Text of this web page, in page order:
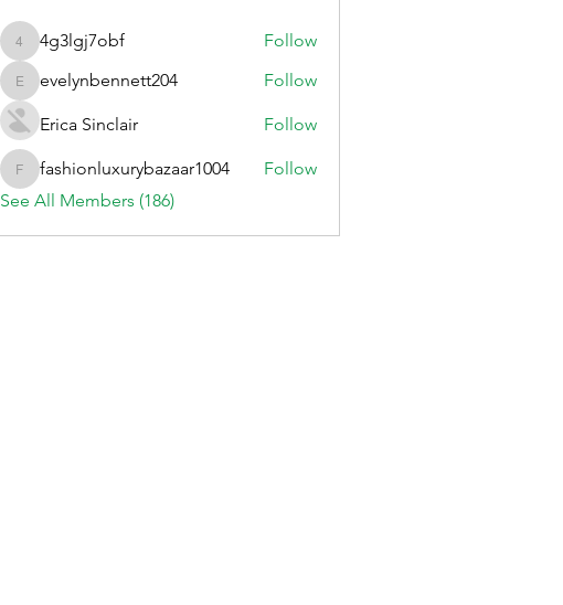
4g3lgj7obf
4g3lgj7obf Follow
evelynbennett204
evelynbennett204 Follow
Erica Sinclair Follow
fashionluxurybazaar1004
fashionluxurybazaar1004
Follow
See All Members (186)